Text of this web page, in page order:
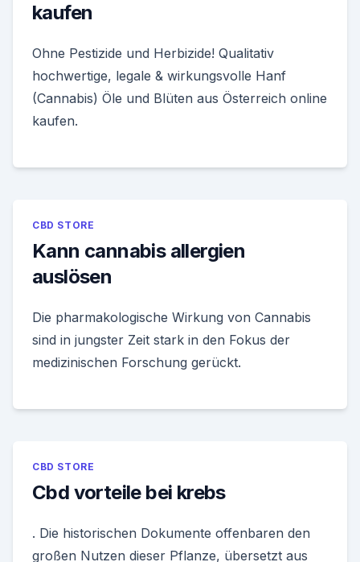
kaufen
Ohne Pestizide und Herbizide! Qualitativ
hochwertige, legale & wirkungsvolle Hanf
(Cannabis) Öle und Blüten aus Österreich online
kaufen.
CBD STORE
Kann cannabis allergien
auslösen
Die pharmakologische Wirkung von Cannabis
sind in jungster Zeit stark in den Fokus der
medizinischen Forschung gerückt.
CBD STORE
Cbd vorteile bei krebs
. Die historischen Dokumente offenbaren den
großen Nutzen dieser Pflanze, übersetzt aus